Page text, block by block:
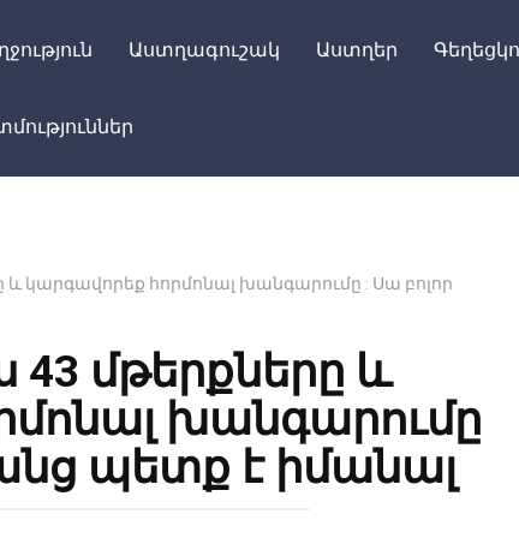
Աստղագուշակ Աստղեր
և կարգավորեք հորմոնալ խանգարումը : Սա բոլոր
43 մթերքները և
խանգարումը
պետք է իմանալ